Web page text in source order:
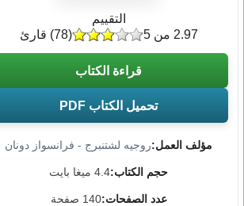
مؤلف العمل:روجيه لشتنبرج - فرانسواز دونان
حجم الكتاب:4.4 ميغا بايت
عدد الصفحات:140 صفحة
التقييم
(
78) قارئ 2.97 من 5
قراءة الكتاب
تحميل الكتاب PDF